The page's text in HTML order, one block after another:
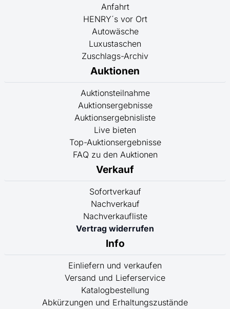
Anfahrt
HENRY´s vor Ort
Autowäsche
Luxustaschen
Zuschlags-Archiv
Auktionen
Auktionsteilnahme
Auktionsergebnisse
Auktionsergebnisliste
Live bieten
Top-Auktionsergebnisse
FAQ zu den Auktionen
Verkauf
Sofortverkauf
Nachverkauf
Nachverkaufliste
Vertrag widerrufen
Info
Einliefern und verkaufen
Versand und Lieferservice
Katalogbestellung
Abkürzungen und Erhaltungszustände